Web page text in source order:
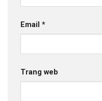
Email *
Trang web